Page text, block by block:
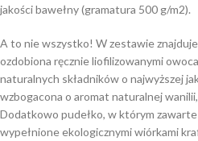
jakości bawełny (gramatura 500 g/m2).
A to nie wszystko! W zestawie
ozdobiona ręcznie liofilizowanymi
naturalnych składników o najwyższej
wzbogacona o aromat naturalnej
Dodatkowo pudełko, w którym
wypełnione ekologicznymi wiórkami